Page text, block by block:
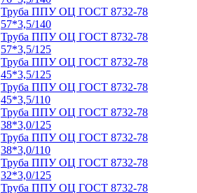
Труба ППУ ОЦ ГОСТ 8732-78
57*3,5/140
Труба ППУ ОЦ ГОСТ 8732-78
57*3,5/125
Труба ППУ ОЦ ГОСТ 8732-78
45*3,5/125
Труба ППУ ОЦ ГОСТ 8732-78
45*3,5/110
Труба ППУ ОЦ ГОСТ 8732-78
38*3,0/125
Труба ППУ ОЦ ГОСТ 8732-78
38*3,0/110
Труба ППУ ОЦ ГОСТ 8732-78
32*3,0/125
Труба ППУ ОЦ ГОСТ 8732-78